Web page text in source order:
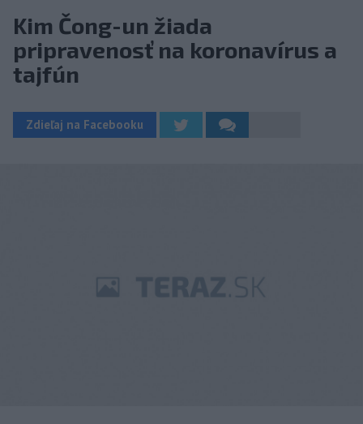
Kim Čong-un žiada
pripravenosť na koronavírus a
tajfún
Zdieľaj na Facebooku